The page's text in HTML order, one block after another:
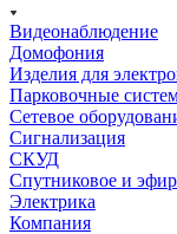
Видеонаблюдение
Домофония
Изделия для
Парковочные
Сетевое
Сигнализация
СКУД
Спутниковое и
Электрика
Компания